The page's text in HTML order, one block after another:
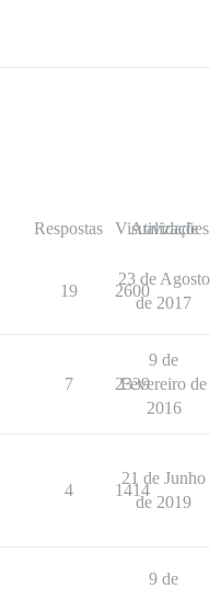
Respostas Visualizações
Atividade
19 2600
23 de Agosto
de 2017
7 2339
9 de
Fevereiro de
2016
4 1414
21 de Junho
de 2019
9 de